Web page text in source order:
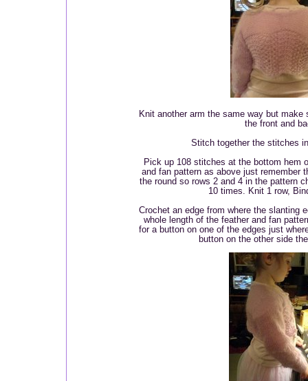
Knit another arm the same way but
the front and
Stitch together the stitches
Pick up 108 stitches at the bottom hem
and fan pattern as above just remember
the round so rows 2 and 4 in the pattern
10 times. Knit 1 row,
Crochet an edge from where the slanting
whole length of the feather and fan
for a button on one of the edges just
button on the other side